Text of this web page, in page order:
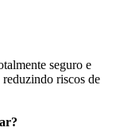
seguro e
riscos de